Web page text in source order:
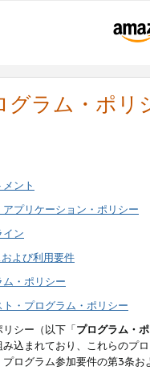
グラム・ポリ
ント
プリケーション・ポリシー
イン
よび利用要件
・ポリシー
・プログラム・ポリシー
シー（以下「プログラム・
込まれており、これらのプ
ログラム参加要件の第3条